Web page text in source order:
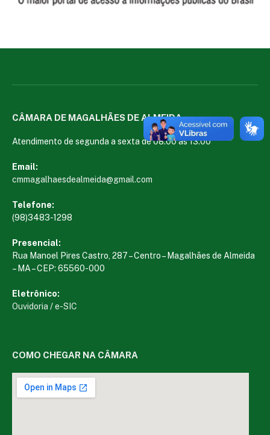
CÂMARA DE MAGALHÃES DE ALMEIDA
Atendimento de segunda a sexta de 08:00 às 13:00
Email:
cmmagalhaesdealmeida@gmail.com
Telefone:
(98)3483-1298
Presencial:
Rua Manoel Pires Castro, 287 – Centro – Magalhães de Almeida
– MA – CEP: 65560-000
Eletrônico:
Ouvidoria /e-SIC
COMO CHEGAR NA CÂMARA